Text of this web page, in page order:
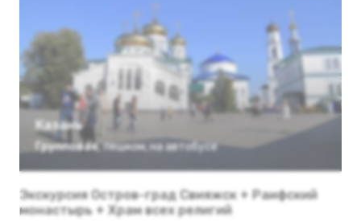
Казань
Групповая , пешком, на автобусе
Экскурсия Остров-град Свияжск + Раифский
монастырь + Храм всех религий